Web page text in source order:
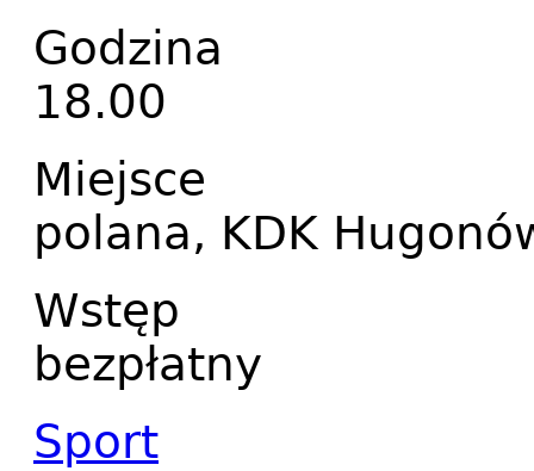
Godzina
18.00
Miejsce
polana, KDK
Wstęp
bezpłatny
Sport